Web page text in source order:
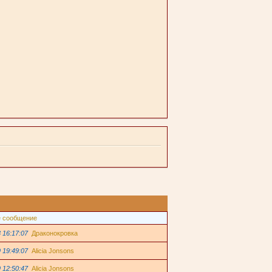
сообщение
16:17:07 Драконокровка
19:49:07 Alicia Jonsons
12:50:47 Alicia Jonsons